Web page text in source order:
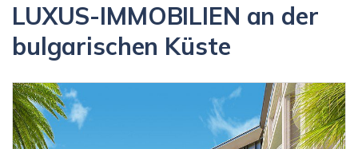
LUXUS-IMMOBILIEN an der
bulgarischen Küste